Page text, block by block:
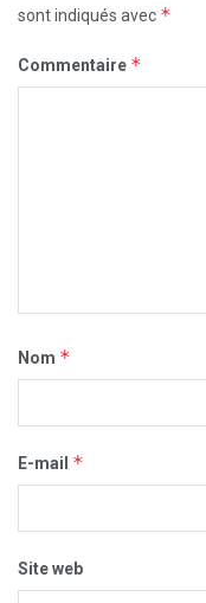
sont indiqués avec *
Commentaire *
Nom *
E-mail *
Site web